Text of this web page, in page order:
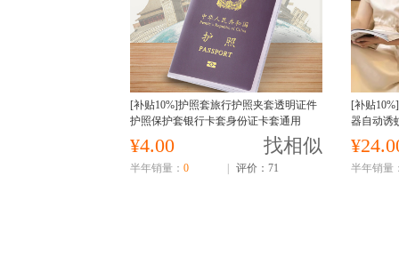
[补贴10%]护照套旅行护照夹套透明证件
护照保护套银行卡套身份证卡套通用
¥4.00 找相似
半年销量： 0 评价：71
[补贴
器自动诱
半年销量